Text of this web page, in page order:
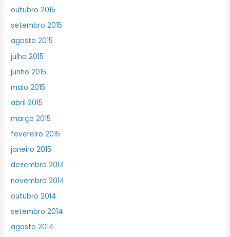
outubro 2015
setembro 2015
agosto 2015
julho 2015
junho 2015
maio 2015
abril 2015
março 2015
fevereiro 2015
janeiro 2015
dezembro 2014
novembro 2014
outubro 2014
setembro 2014
agosto 2014